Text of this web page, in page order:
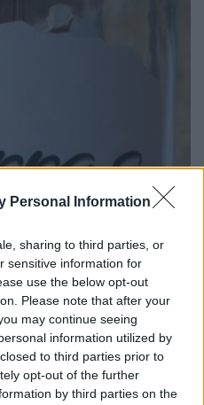
Personal Information
sharing to third parties, or
sensitive information for
use the below opt-out
Please note that after your
may continue seeing
information utilized by
to third parties prior to
opt-out of the further
by third parties on the